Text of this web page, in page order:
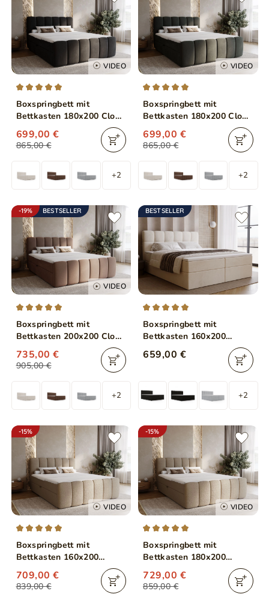
VIDEO
Boxspringbett mit
Bettkasten 180x200 Cloud
Schwarz
865,00 €
699,00 €
+2
VIDEO
Boxspringbett mit
Bettkasten 180x200 Cloud
Dunkelgrau
865,00 €
699,00 €
+2
-19% BESTSELLER
VIDEO
Boxspringbett mit
Bettkasten 200x200 Cloud
Braun
905,00 €
735,00 €
+2
BESTSELLER
Boxspringbett mit
Bettkasten 160x200
Maison Beige
659,00 €
+2
-15%
VIDEO
Boxspringbett mit
Bettkasten 160x200
Bouclé-Stoff Cloud Braun
839,00 €
709,00 €
-15%
VIDEO
Boxspringbett mit
Bettkasten 180x200
Bouclé-Stoff Cloud Braun
859,00 €
729,00 €